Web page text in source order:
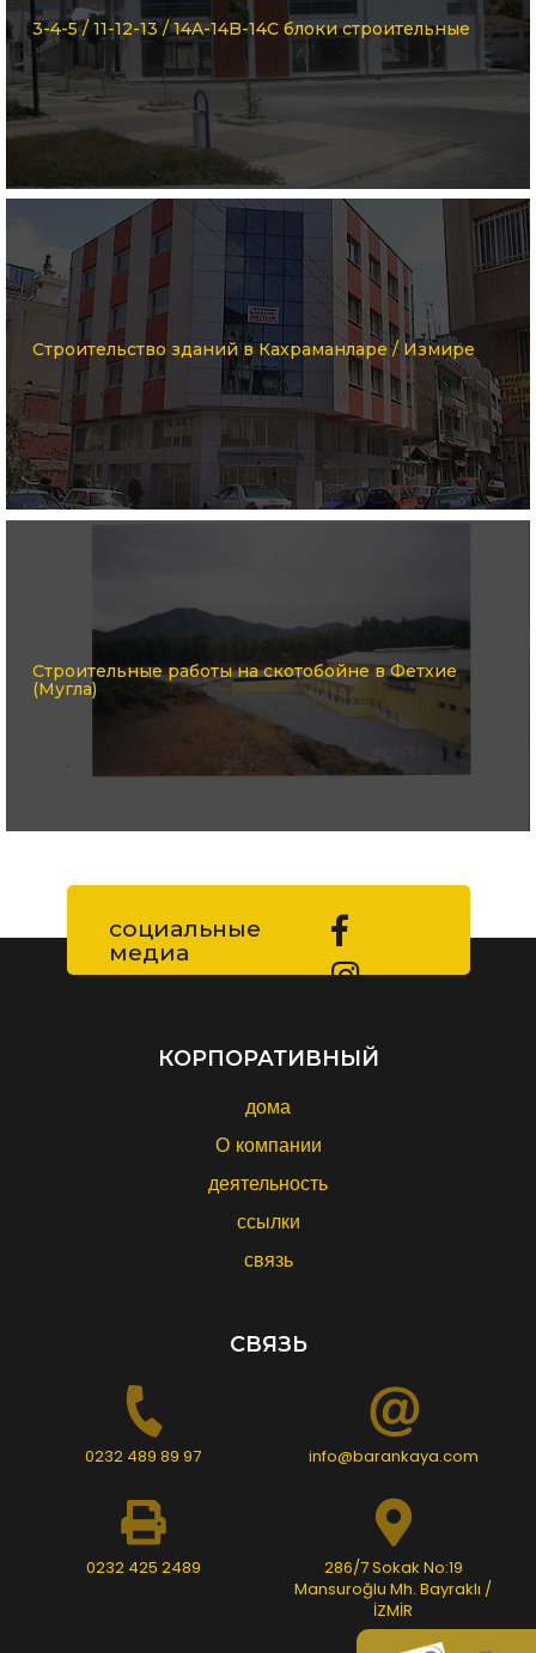
3-4-5 / 11-12-13 / 14A-14B-14C блоки строительные
Строительство зданий в Кахраманларе / Измире
Строительные работы на скотобойне в Фетхие
(Мугла)
социальные
медиа
КОРПОРАТИВНЫЙ
дома
О компании
деятельность
ссылки
связь
СВЯЗЬ
0232 489 89 97 info@barankaya.com
0232 425 2489
286/7 Sokak No:19
Mansuroğlu Mh. Bayraklı /
İZMİR